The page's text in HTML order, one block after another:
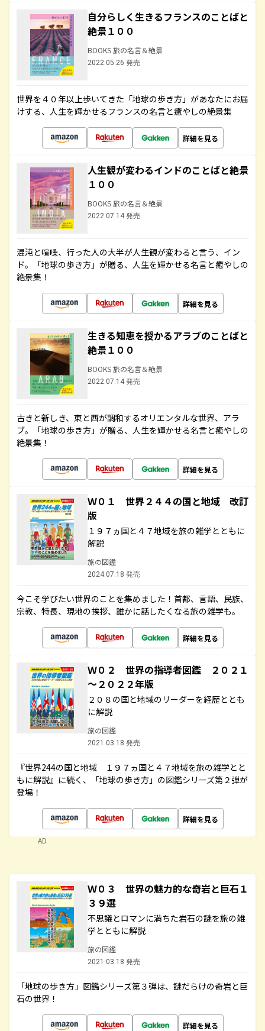
自分らしく生きるフランスのことばと
絶景１００
BOOKS 旅の名言＆絶景
2022.05.26 発売
世界を４０年以上歩いてきた「地球の歩き方」があなたにお届
けする、人生を輝かせるフランスの名言と癒やしの絶景集
詳細を見る
人生観が変わるインドのことばと絶景
１００
BOOKS 旅の名言＆絶景
2022.07.14 発売
混沌と喧噪、行った人の大半が人生観が変わると言う、イン
ド。「地球の歩き方」が贈る、人生を輝かせる名言と癒やしの
絶景集！
詳細を見る
生きる知恵を授かるアラブのことばと
絶景１００
BOOKS 旅の名言＆絶景
2022.07.14 発売
古きと新しき、東と西が調和するオリエンタルな世界、アラ
ブ。「地球の歩き方」が贈る、人生を輝かせる名言と癒やしの
絶景集！
詳細を見る
Ｗ０１ 世界２４４の国と地域 改訂
版
１９７ヵ国と４７地域を旅の雑学とともに
解説
旅の図鑑
2024.07.18 発売
今こそ学びたい世界のことを集めました！首都、言語、民族、
宗教、特長、現地の挨拶、誰かに話したくなる旅の雑学も。
詳細を見る
Ｗ０２ 世界の指導者図鑑 ２０２１
～２０２２年版
２０８の国と地域のリーダーを経歴ととも
に解説
旅の図鑑
2021.03.18 発売
『世界244の国と地域 １９７ヵ国と４７地域を旅の雑学とと
もに解説』に続く、「地球の歩き方」の図鑑シリーズ第２弾が
登場！
詳細を見る
AD
Ｗ０３ 世界の魅力的な奇岩と巨石１
３９選
不思議とロマンに満ちた岩石の謎を旅の雑
学とともに解説
旅の図鑑
2021.03.18 発売
「地球の歩き方」図鑑シリーズ第３弾は、謎だらけの奇岩と巨
石の世界！
詳細を見る